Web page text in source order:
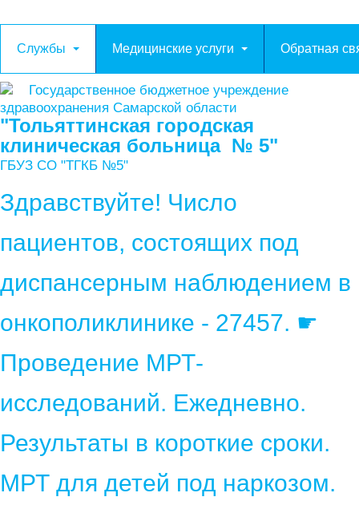
Службы Медицинские услуги Обратная
Государственное бюджетное учреждение
здравоохранения Самарской области
"Тольяттинская городская
клиническая больница № 5"
ГБУЗ СО "ТГКБ №5"
Здравствуйте! Число
пациентов, состоящих под
диспансерным наблюдением в
онкополиклинике - 27457. ☛
Проведение МРТ-
исследований. Ежедневно.
Результаты в короткие сроки.
МРТ для детей под наркозом.